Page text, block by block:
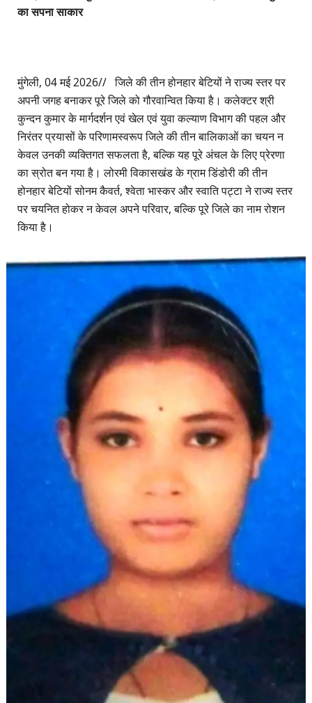
का सपना साकार
मुंगेली, 04 मई 2026// जिले की तीन होनहार बेटियों ने राज्य स्तर पर
अपनी जगह बनाकर पूरे जिले को गौरवान्वित किया है। कलेक्टर श्री
कुन्दन कुमार के मार्गदर्शन एवं खेल एवं युवा कल्याण विभाग की पहल और
निरंतर प्रयासों के परिणामस्वरूप जिले की तीन बालिकाओं का चयन न
केवल उनकी व्यक्तिगत सफलता है, बल्कि यह पूरे अंचल के लिए प्रेरणा
का स्रोत बन गया है। लोरमी विकासखंड के ग्राम डिंडोरी की तीन
होनहार बेटियों सोनम कैवर्त, श्वेता भास्कर और स्वाति पट्टा ने राज्य स्तर
पर चयनित होकर न केवल अपने परिवार, बल्कि पूरे जिले का नाम रोशन
किया है।